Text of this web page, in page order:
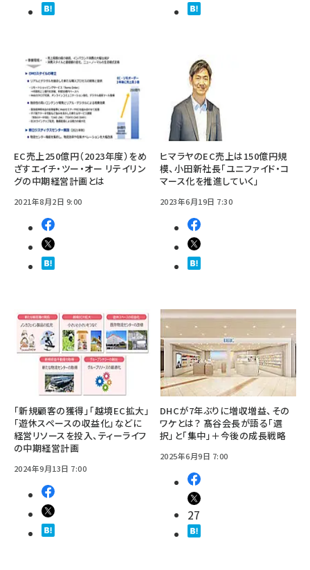
EC売上250億円（2023年度）をめ
ざすエイチ・ツー・オー リテイリン
グの中期経営計画とは
2021年8月2日 9:00
ヒマラヤのEC売上は150億円規
模、小田新社長「ユニファイド・コ
マース化を推進していく」
2023年6月19日 7:30
「新規顧客の獲得」「越境EC拡大」
「遊休スペースの収益化」などに
経営リソースを投入、ティーライフ
の中期経営計画
2024年9月13日 7:00
DHCが7年ぶりに増収増益、その
ワケとは？ 髙谷会長が語る「選
択」と「集中」＋今後の成長戦略
2025年6月9日 7:00
27